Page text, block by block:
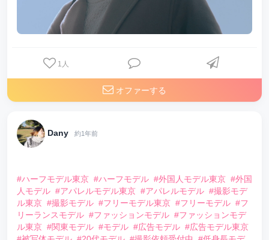
1 人
オファーする
Dany 約1年前
#ハーフモデル東京 #ハーフモデル #外国人モデル東京 #外国
人モデル #アパレルモデル東京 #アパレルモデル #撮影モデ
ル東京 #撮影モデル #フリーモデル東京 #フリーモデル #フ
リーランスモデル #ファッションモデル #ファッションモデ
ル東京 #関東モデル #モデル #広告モデル #広告モデル東京